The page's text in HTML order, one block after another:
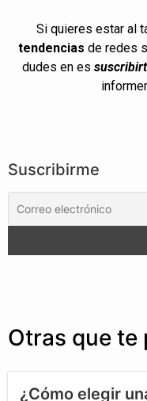
Si quieres estar al
tendencias de redes
dudes en es
Suscribirme
Otras que te
¿Cómo elegir